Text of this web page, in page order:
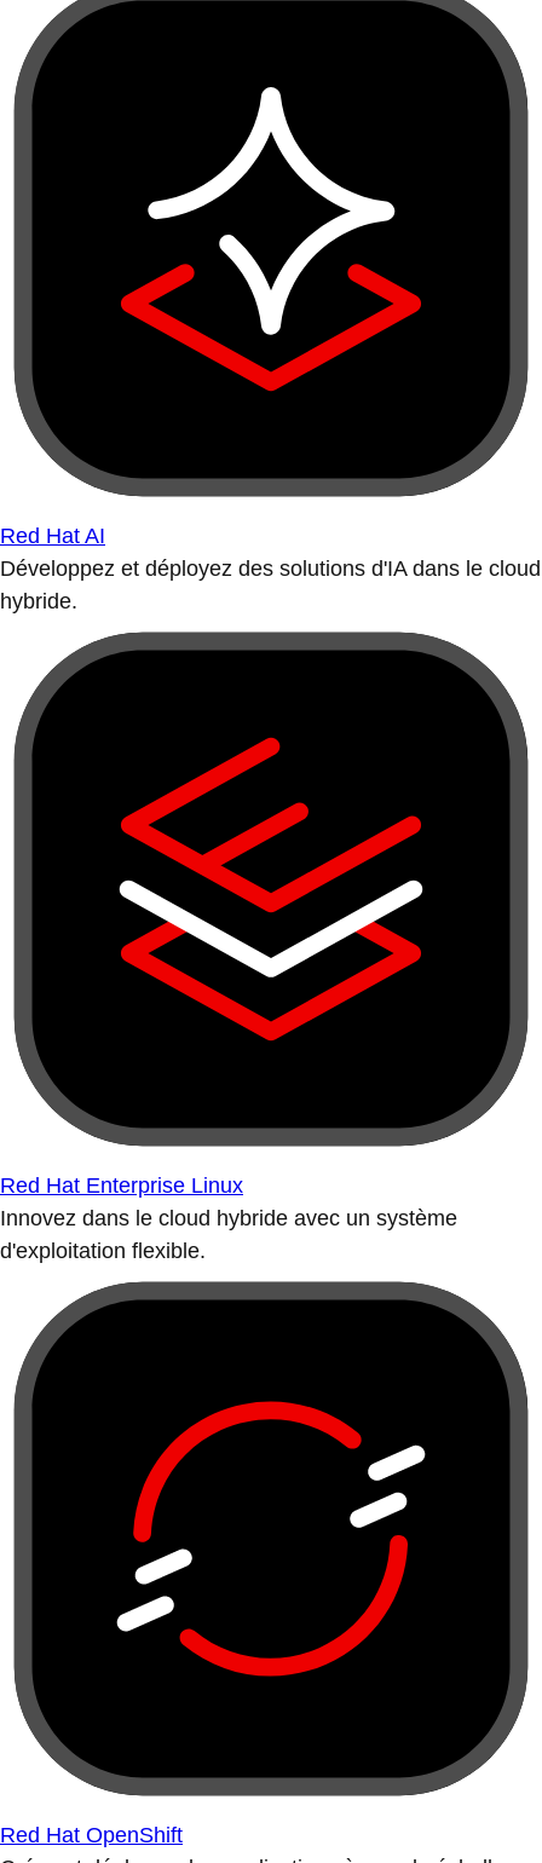
Red Hat AI
Développez et déployez des solutions d'IA dans le cloud
hybride.
Red Hat Enterprise Linux
Innovez dans le cloud hybride avec un système
d'exploitation flexible.
Red Hat OpenShift